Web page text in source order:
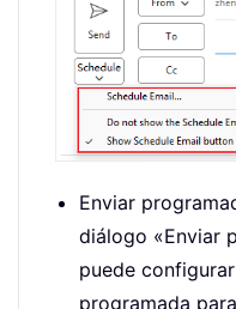
Enviar
diálogo «Enviar
puede
programada